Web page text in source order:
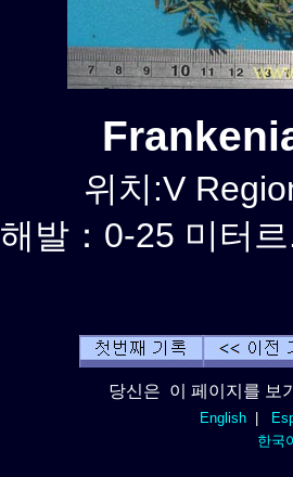
위치:V
해발：0-25 미터
당신은 이 페이지를 보
English|
한국